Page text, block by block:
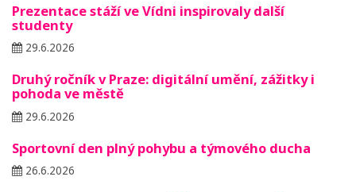
Prezentace stáží ve Vídni inspirovaly další
studenty
29.6.2026
Druhý ročník v Praze: digitální umění, zážitky i
pohoda ve městě
29.6.2026
Sportovní den plný pohybu a týmového ducha
26.6.2026